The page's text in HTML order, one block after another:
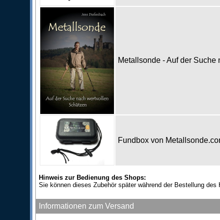
Metallsonde - Auf der
Fundbox von
Hinweis zur Bedienung des Shops:
Sie können dieses Zubehör später während der Bestellung
Informationen zum Versand